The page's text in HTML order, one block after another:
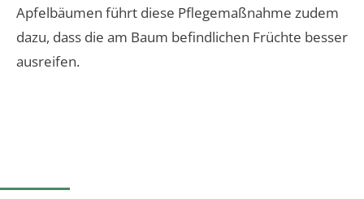
Apfelbäumen führt diese Pflegemaßnahme zudem
dazu, dass die am Baum befindlichen Früchte besser
ausreifen.